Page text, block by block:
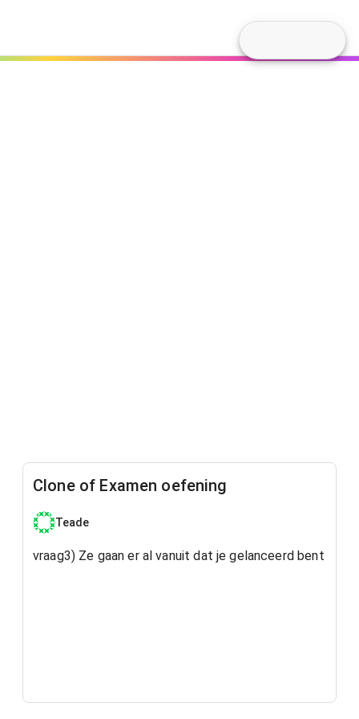
Clone of Examen oefening
Teade
vraag3) Ze gaan er al vanuit dat je gelanceerd bent